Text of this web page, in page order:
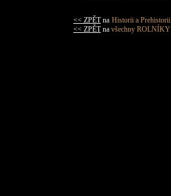
<< ZPĚTna Historii a Prehistorii
<< ZPĚTna všechny ROLNÍKY